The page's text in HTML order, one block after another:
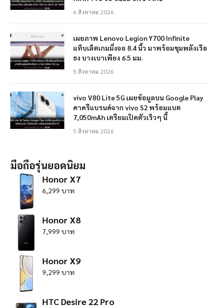
6 สิงหาคม 2026
เผยภาพ Lenovo Legion Y700 Infinite
แท็บเล็ตเกมมิ่งจอ 8.4 นิ้ว มาพร้อมขุมพลังเรือ
ธง บางเบาเพียง 6.5 มม.
5 สิงหาคม 2026
vivo V80 Lite 5G เผยข้อมูลบน Google Play
คาดรีแบรนด์จาก vivo S2 พร้อมแบต
7,050mAh เตรียมเปิดตัวเร็วๆ นี้
5 สิงหาคม 2026
มือถือรุ่นยอดนิยม
Honor X7
6,299 บาท
Honor X8
7,999 บาท
Honor X9
9,299 บาท
HTC Desire 22 Pro